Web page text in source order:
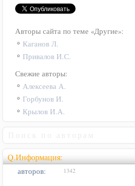
Авторы сайта по теме «Другие»:
Каганов Л.
Привалов И.С.
Свежие авторы:
Алексеева А.
Горбунов И.
Крылов И.А.
Q.Информация:
авторов: 1342